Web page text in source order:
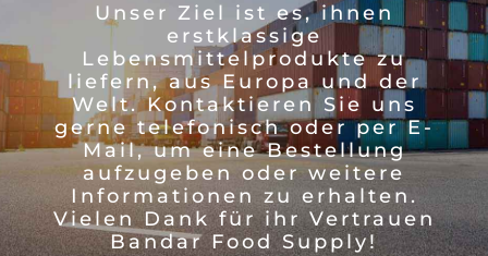
Unser Ziel ist es, ihnen
erstklassige
Lebensmittelprodukte zu
liefern, aus Europa und der
Welt. Kontaktieren Sie uns
gerne telefonisch oder per E-
Mail, um eine Bestellung
aufzugeben oder weitere
Informationen zu erhalten.
Vielen Dank für ihr Vertrauen
Bandar Food Supply!